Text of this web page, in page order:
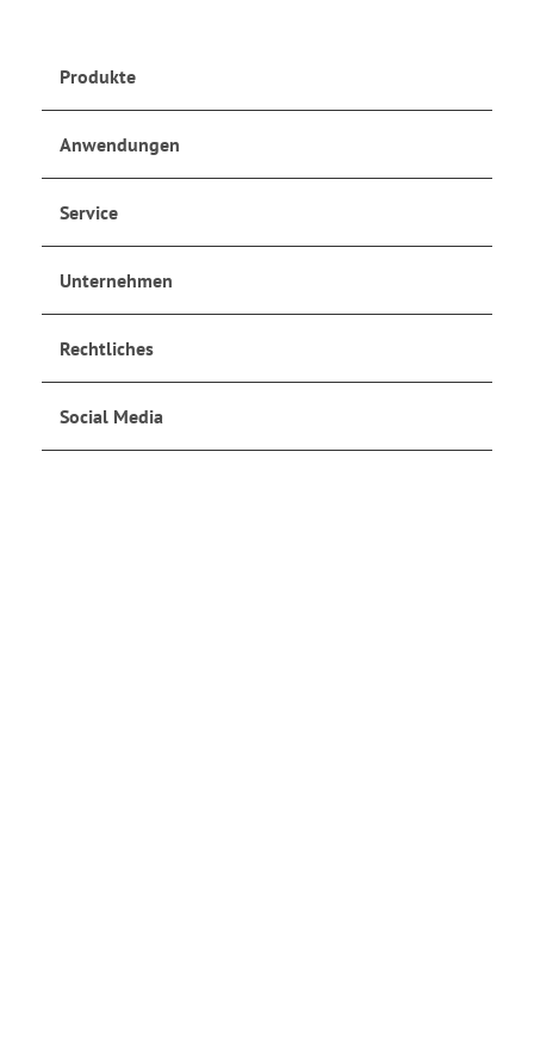
Produkte
Anwendungen
Service
Unternehmen
Rechtliches
Social Media